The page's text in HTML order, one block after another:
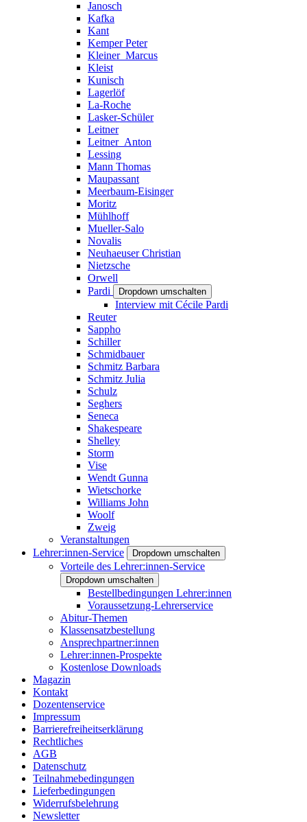
Janosch
Kafka
Kant
Kemper Peter
Kleiner_Marcus
Kleist
Kunisch
Lagerlöf
La-Roche
Lasker-Schüler
Leitner
Leitner_Anton
Lessing
Mann Thomas
Maupassant
Meerbaum-Eisinger
Moritz
Mühlhoff
Mueller-Salo
Novalis
Neuhaeuser Christian
Nietzsche
Orwell
Pardi
Dropdown umschalten
Interview mit Cécile Pardi
Reuter
Sappho
Schiller
Schmidbauer
Schmitz Barbara
Schmitz Julia
Schulz
Seghers
Seneca
Shakespeare
Shelley
Storm
Vise
Wendt Gunna
Wietschorke
Williams John
Woolf
Zweig
Veranstaltungen
Lehrer:innen-Service
Dropdown umschalten
Vorteile des Lehrer:innen-Service
Dropdown umschalten
Bestellbedingungen Lehrer:innen
Voraussetzung-Lehrerservice
Abitur-Themen
Klassensatzbestellung
Ansprechpartner:innen
Lehrer:innen-Prospekte
Kostenlose Downloads
Magazin
Kontakt
Dozentenservice
Impressum
Barrierefreiheitserklärung
Rechtliches
AGB
Datenschutz
Teilnahmebedingungen
Lieferbedingungen
Widerrufsbelehrung
Newsletter